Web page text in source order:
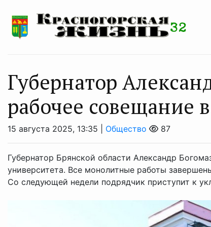
Губернатор
рабочее совещание
15 августа 2025, 13:35 | Общество 87
Губернатор Брянской области Александр
университета. Все монолитные работы
Со следующей недели подрядчик приступит к